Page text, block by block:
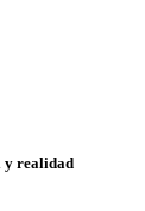
y realidad